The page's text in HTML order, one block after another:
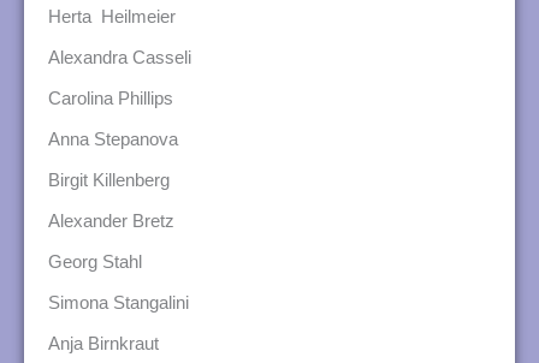
Herta Heilmeier
Alexandra Casseli
Carolina Phillips
Anna Stepanova
Birgit Killenberg
Alexander Bretz
Georg Stahl
Simona Stangalini
Anja Birnkraut